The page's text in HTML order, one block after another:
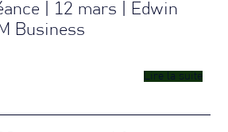
| 12 mars | Edwin
Business
Lire la suite